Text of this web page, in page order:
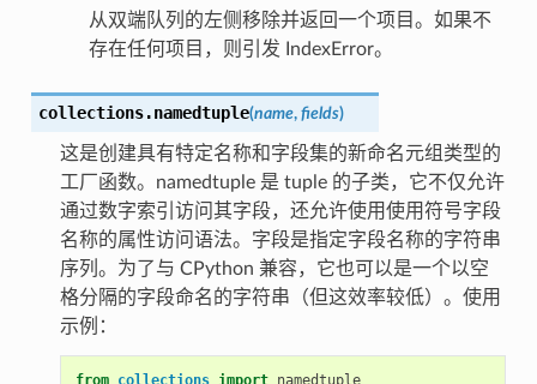
从双端队列的左侧移除并返回一个项目。如果不
存在任何项目，则引发 IndexError。
collections.namedtuple(name, fields)
这是创建具有特定名称和字段集的新命名元组类型的
工厂函数。namedtuple 是 tuple 的子类，它不仅允许
通过数字索引访问其字段，还允许使用使用符号字段
名称的属性访问语法。字段是指定字段名称的字符串
序列。为了与 CPython 兼容，它也可以是一个以空
格分隔的字段命名的字符串（但这效率较低）。使用
示例：
from collections import namedtuple